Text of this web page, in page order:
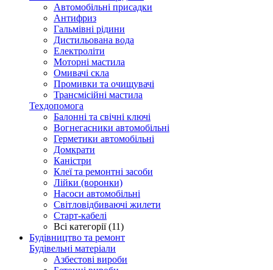
Автомобільні присадки
Антифриз
Гальмівні рідини
Дистильована вода
Електроліти
Моторні мастила
Омивачі скла
Промивки та очищувачі
Трансмісійні мастила
Техдопомога
Балонні та свічні ключі
Вогнегасники автомобільні
Герметики автомобільні
Домкрати
Каністри
Клеї та ремонтні засоби
Лійки (воронки)
Насоси автомобільні
Світловідбиваючі жилети
Старт-кабелі
Всі категорії (11)
Будівництво та ремонт
Будівельні матеріали
Азбестові вироби